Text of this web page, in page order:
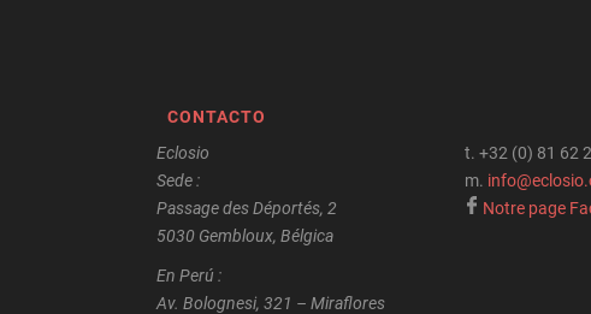
CONTACTO
Eclosio
Sede :
Passage des Déportés, 2
5030 Gembloux, Bélgica
En Perú :
Av. Bolognesi, 321 – Miraflores
t. +32 (0) 81 62
m.
Notre page